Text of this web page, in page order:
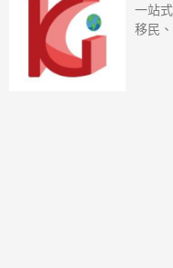
一站
移民